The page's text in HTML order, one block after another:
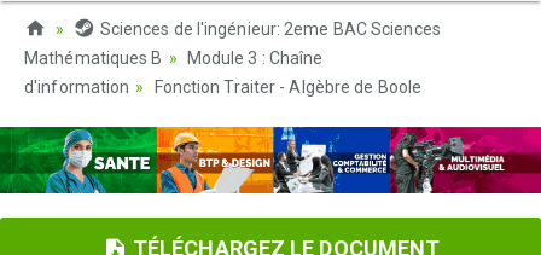
Sciences de l'ingénieur: 2eme BAC Sciences
Mathématiques B
Module 3 : Chaîne
d'information
Fonction Traiter - Algèbre de Boole
TÉLÉCHARGEZ LE DOCUMENT